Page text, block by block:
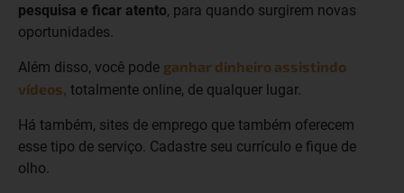
pesquisa e ficar atento, para quando surgirem novas
oportunidades.
Além disso, você pode ganhar dinheiro assistindo
vídeos, totalmente online, de qualquer lugar.
Há também, sites de emprego que também oferecem
esse tipo de serviço. Cadastre seu currículo e fique de
olho.